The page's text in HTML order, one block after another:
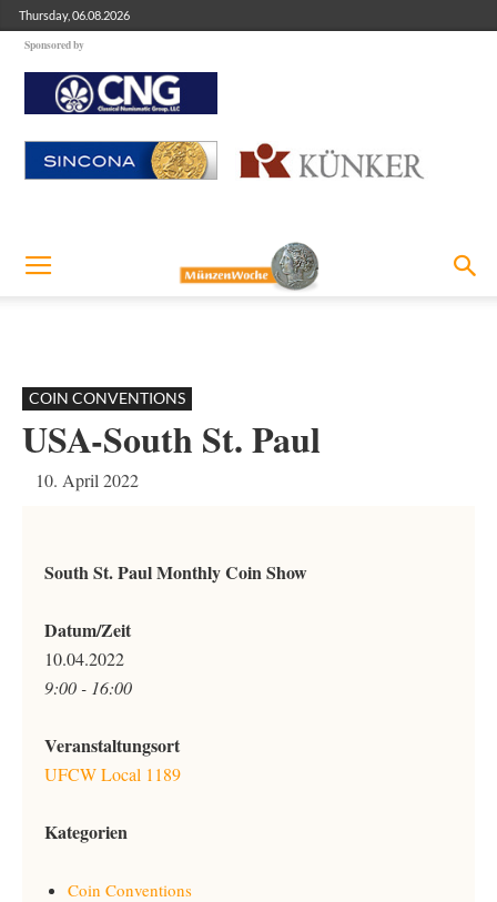
Thursday, 06.08.2026
Sponsored by
COIN CONVENTIONS
USA-South St. Paul
10. April 2022
South St. Paul Monthly Coin Show
Datum/Zeit
10.04.2022
9:00 - 16:00
Veranstaltungsort
UFCW Local 1189
Kategorien
Coin Conventions